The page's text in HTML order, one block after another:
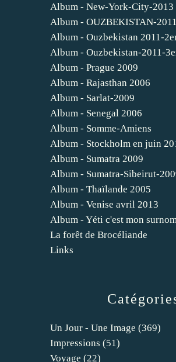
Un Jour - Une Image (369)
Impressions (51)
Voyage (22)
Album - New-York-City-2013
Album - OUZBEKISTAN-
Album - Ouzbekistan 2011-
Album - Ouzbekistan-2011-
Album - Prague 2009
Album - Rajasthan 2006
Album - Sarlat-2009
Album - Senegal 2006
Album - Somme-Amiens
Album - Stockholm en juin
Album - Sumatra 2009
Album - Sumatra-Sibeirut-
Album - Thaïlande 2005
Album - Venise avril 2013
Album - Yéti c'est mon
La forêt de Brocéliande
Links